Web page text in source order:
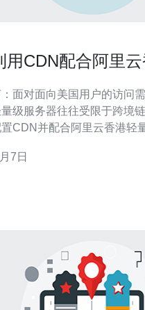
用CDN配合阿里
面对面向美国用户的访问
级服务器往往受限于跨境
CDN并配合阿里云香港轻
点覆盖 选择有完
7日